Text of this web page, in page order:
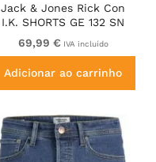
Jack & Jones Rick Con
I.K. SHORTS GE 132 SN
Blue Denim
69,99 € IVA incluído
Adicionar ao carrinho